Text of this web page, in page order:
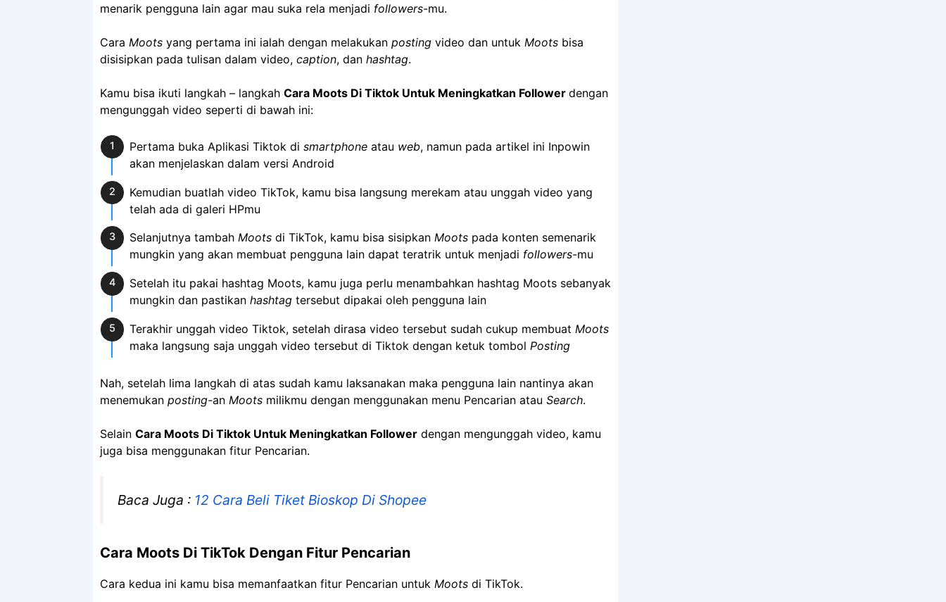
menarik pengguna lain agar mau suka rela menjadi followers-mu.
Cara Moots yang pertama ini ialah dengan melakukan posting video dan untuk Moots bisa
disisipkan pada tulisan dalam video, caption, dan hashtag.
Kamu bisa ikuti langkah – langkah Cara Moots Di Tiktok Untuk Meningkatkan Follower dengan
mengunggah video seperti di bawah ini:
Pertama buka Aplikasi Tiktok di smartphoneatau web, namun pada artikel ini Inpowin
akan menjelaskan dalam versi Android
Kemudian buatlah video TikTok, kamu bisa langsung merekam atau unggah video yang
telah ada di galeri HPmu
Selanjutnya tambah Mootsdi TikTok, kamu bisa sisipkan Mootspada konten semenarik
mungkin yang akan membuat pengguna lain dapat teratrik untuk menjadi followers-mu
Setelah itu pakai hashtag Moots, kamu juga perlu menambahkan hashtag Moots sebanyak
mungkin dan pastikan hashtagtersebut dipakai oleh pengguna lain
Terakhir unggah video Tiktok, setelah dirasa video tersebut sudah cukup membuat Moots
maka langsung saja unggah video tersebut di Tiktok dengan ketuk tombol Posting
Nah, setelah lima langkah di atas sudah kamu laksanakan maka pengguna lain nantinya akan
menemukan posting-an Moots milikmu dengan menggunakan menu Pencarian atau Search.
Selain Cara Moots Di Tiktok Untuk Meningkatkan Follower dengan mengunggah video, kamu
juga bisa menggunakan fitur Pencarian.
Baca Juga : 12 Cara Beli Tiket Bioskop Di Shopee
Cara Moots Di TikTok Dengan Fitur Pencarian
Cara kedua ini kamu bisa memanfaatkan fitur Pencarian untuk Moots di TikTok.